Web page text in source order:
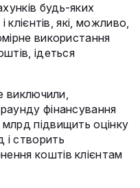
будь-яких
клієнтів, які, можливо,
використання
ідеться
виключили,
фінансування
підвищить оцінку
створить
коштів клієнтам